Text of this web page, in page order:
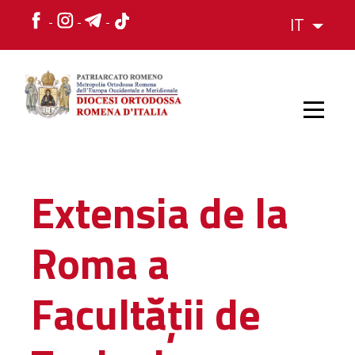
IT
STORIA
L'ORGANIZZAZIONE
L'ORGANIZZAZIONE
Extensia de la
Roma a
Facultății de